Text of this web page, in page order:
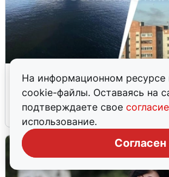
На информационном ресурсе
cookie-файлы. Оставаясь на
подтверждаете свое согласие
использование.
Согласен
Ночная атака БПЛА на
попадания и
6 августа 0